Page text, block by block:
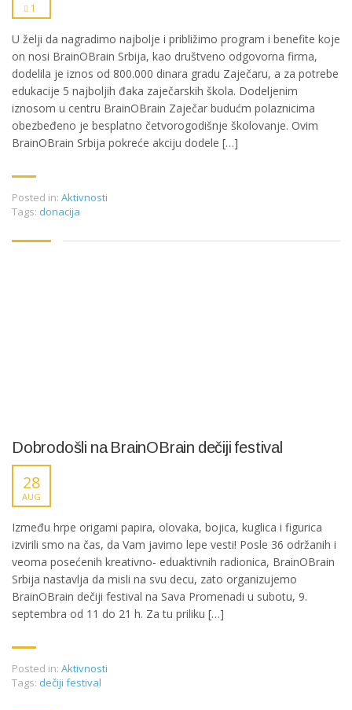
1
U želji da nagradimo najbolje i približimo program i benefite koje
on nosi BrainOBrain Srbija, kao društveno odgovorna firma,
dodelila je iznos od 800.000 dinara gradu Zaječaru, a za potrebe
edukacije 5 najboljih đaka zaječarskih škola. Dodeljenim
iznosom u centru BrainOBrain Zaječar budućm polaznicima
obezbeđeno je besplatno četvorogodišnje školovanje. Ovim
BrainOBrain Srbija pokreće akciju dodele […]
Posted in: Aktivnosti
Tags: donacija
Dobrodošli na BrainOBrain dečiji festival
28
AUG
Između hrpe origami papira, olovaka, bojica, kuglica i figurica
izvirili smo na čas, da Vam javimo lepe vesti! Posle 36 održanih i
veoma posećenih kreativno- eduaktivnih radionica, BrainOBrain
Srbija nastavlja da misli na svu decu, zato organizujemo
BrainOBrain dečiji festival na Sava Promenadi u subotu, 9.
septembra od 11 do 21 h. Za tu priliku […]
Posted in: Aktivnosti
Tags: dečiji festival